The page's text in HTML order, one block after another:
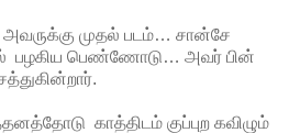
அவருக்கு முதல் படம்… சான்சே
பழகிய பெண்ணோடு… அவர் பின்
காத்திடம் குப்புற கவிழும்